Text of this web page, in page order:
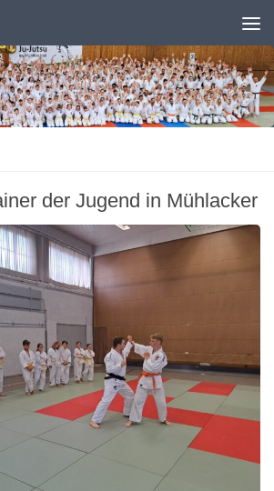
der Jugend in Mühlacker